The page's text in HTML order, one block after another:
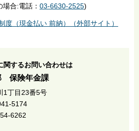
合:電話： 03-6630-2525)
度（現金払い 前納）（外部サイト）
関するお問い合わせは
保険年金課
1丁目23番5号
5174
6262